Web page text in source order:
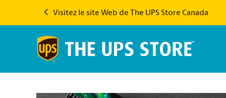
Visitez le site Web de The UPS Store Canada